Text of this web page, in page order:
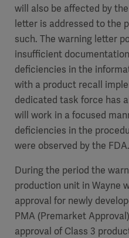
will also be affected by
letter is addressed to the
such. The warning letter
insufficient
deficiencies in the
with a product recall
dedicated task force has
will work in a focused
deficiencies in the
were observed by the FDA.
During the period the
production unit in Wayne
approval for newly
PMA (Premarket
approval of Class 3